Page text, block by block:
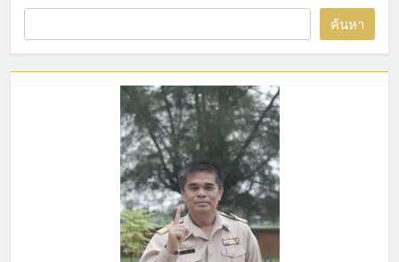
ค้นหา